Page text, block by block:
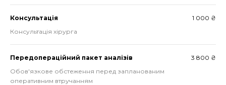
Консультація
1 000 ₴
Консультація хірурга
Передопераційний пакет аналізів
3 800 ₴
Обов'язкове обстеження перед запланованим
оперативним втручанням